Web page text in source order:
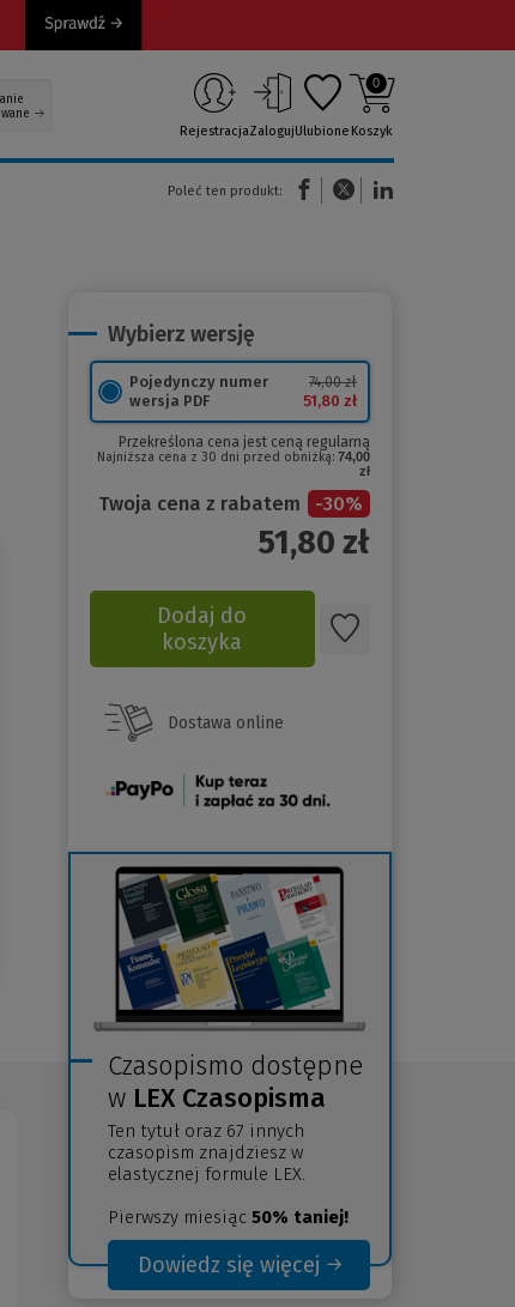
RejestracjaZalogujUlubione
0
Koszyk
Poleć ten produkt:
(Nowe okno)(Link do innej strony)
Wybierz wersję
Pojedynczy numer
wersja PDF
74,00 zł
51,80 zł
Przekreślona cena jest ceną regularną
Najniższa cena z 30 dni przed obniżką: 74,00
zł
Twoja cena z rabatem -30%
51,80 zł
Dodaj do
koszyka
Dostawa online
(Nowe
Czasopismo dostępne
w LEX Czasopisma
Ten tytuł oraz 67 innych
czasopism znajdziesz w
elastycznej formule LEX.
Pierwszy miesiąc 50% taniej!
Dowiedz się więcej
(Nowe
(Link